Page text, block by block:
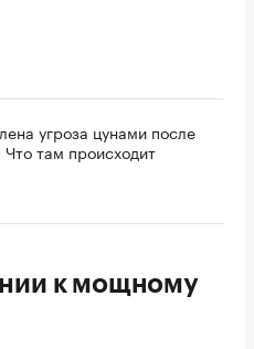
угроза цунами после
там происходит
к мощному